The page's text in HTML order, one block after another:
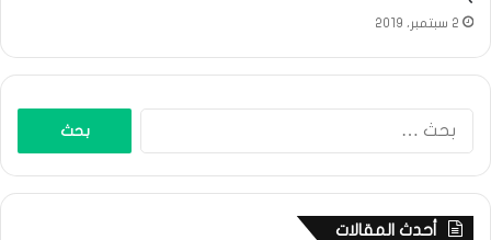
2 سبتمبر، 2019
أحدث المقالات